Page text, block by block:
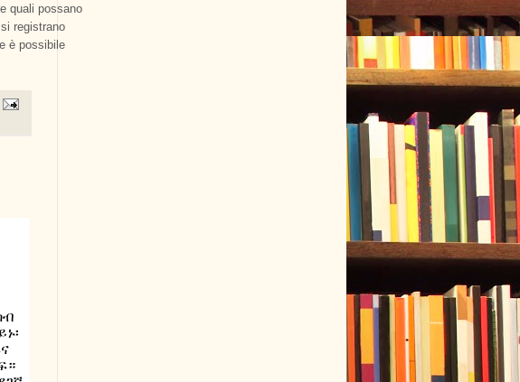
quali possano
registrano
è possibile